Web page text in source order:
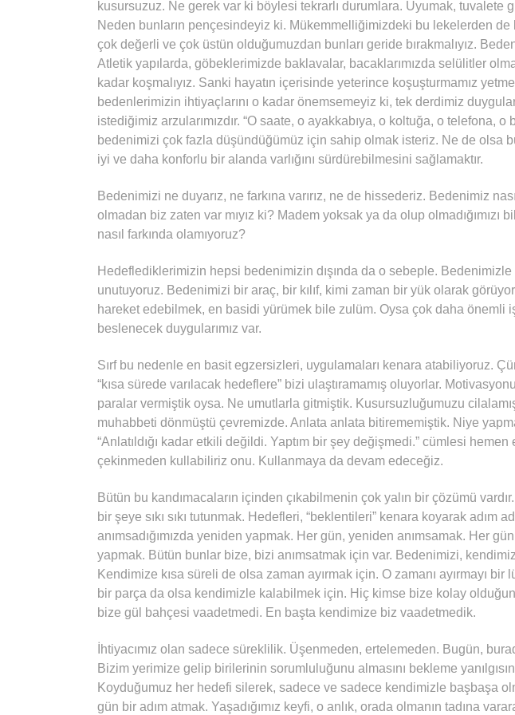
kusursuzuz. Ne gerek var ki böylesi tekrarlı durumlara. Uyumak, tuvalete
Neden bunların pençesindeyiz ki. Mükemmelliğimizdeki bu lekelerden de
çok değerli ve çok üstün olduğumuzdan bunları geride bırakmalıyız.
Atletik yapılarda, göbeklerimizde baklavalar, bacaklarımızda selülitler
kadar koşmalıyız. Sanki hayatın içerisinde yeterince koşuşturmamız
bedenlerimizin ihtiyaçlarını o kadar önemsemeyiz ki, tek derdimiz
istediğimiz arzularımızdır. “O saate, o ayakkabıya, o koltuğa, o telefona,
bedenimizi çok fazla düşündüğümüz için sahip olmak isteriz. Ne de olsa
iyi ve daha konforlu bir alanda varlığını sürdürebilmesini sağlamaktır.
Bedenimizi ne duyarız, ne farkına varırız, ne de hissederiz. Bedenimiz
olmadan biz zaten var mıyız ki? Madem yoksak ya da olup olmadığımızı
nasıl farkında olamıyoruz?
Hedeflediklerimizin hepsi bedenimizin dışında da o sebeple. Bedenimizle
unutuyoruz. Bedenimizi bir araç, bir kılıf, kimi zaman bir yük olarak
hareket edebilmek, en basidi yürümek bile zulüm. Oysa çok daha önemli
beslenecek duygularımız var.
Sırf bu nedenle en basit egzersizleri, uygulamaları kenara atabiliyoruz.
“kısa sürede varılacak hedeflere” bizi ulaştıramamış oluyorlar.
paralar vermiştik oysa. Ne umutlarla gitmiştik. Kusursuzluğumuzu
muhabbeti dönmüştü çevremizde. Anlata anlata bitirememiştik. Niye
“Anlatıldığı kadar etkili değildi. Yaptım bir şey değişmedi.” cümlesi hemen
çekinmeden kullabiliriz onu. Kullanmaya da devam edeceğiz.
Bütün bu kandımacaların içinden çıkabilmenin çok yalın bir çözümü
bir şeye sıkı sıkı tutunmak. Hedefleri, “beklentileri” kenara koyarak adım
anımsadığımızda yeniden yapmak. Her gün, yeniden anımsamak. Her
yapmak. Bütün bunlar bize, bizi anımsatmak için var. Bedenimizi,
Kendimize kısa süreli de olsa zaman ayırmak için. O zamanı ayırmayı
bir parça da olsa kendimizle kalabilmek için. Hiç kimse bize kolay
bize gül bahçesi vaadetmedi. En başta kendimize biz vaadetmedik.
İhtiyacımız olan sadece süreklilik. Üşenmeden, ertelemeden. Bugün,
Bizim yerimize gelip birilerinin sorumluluğunu almasını bekleme
Koyduğumuz her hedefi silerek, sadece ve sadece kendimizle başbaşa
gün bir adım atmak. Yaşadığımız keyfi, o anlık, orada olmanın tadına